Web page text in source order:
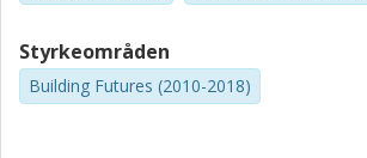
Styrkeområden
Building Futures (2010-2018)